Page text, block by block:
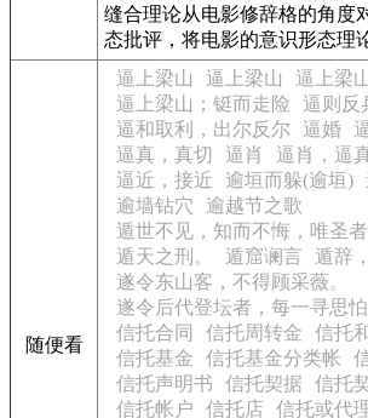
缝合理论从电影修辞格的角度
态批评，将电影的意识形态理
随便看
逼上梁山 逼上梁山
逼上梁
逼上梁山；铤而走险
逼则反
逼和取利，出尔反尔
逼婚
逼真，真切
逼肖 逼肖，逼
逼近，接近
逾垣而躲(逾垣)
逾墙钻穴
逾越节之歌
遁世不见，知而不悔，唯圣者
遁天之刑。
遁窟谰言
遁辞
遂令东山客，不得顾采薇。
遂令后代登坛者，每一寻思
信托合同
信托周转金
信托
信托基金
信托基金分类帐
信托声明书
信托契据 信托
信托帐户
信托店 信托或代